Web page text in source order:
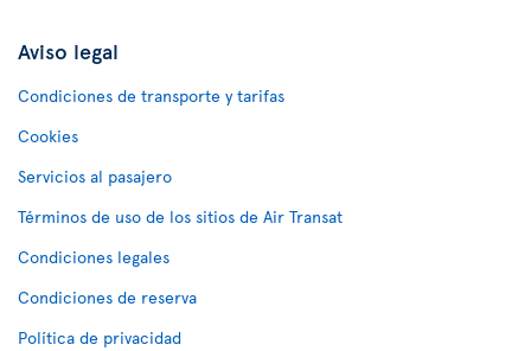
Aviso legal
Condiciones de transporte y tarifas
Cookies
Servicios al pasajero
Términos de uso de los sitios de Air Transat
Condiciones legales
Condiciones de reserva
Política de privacidad